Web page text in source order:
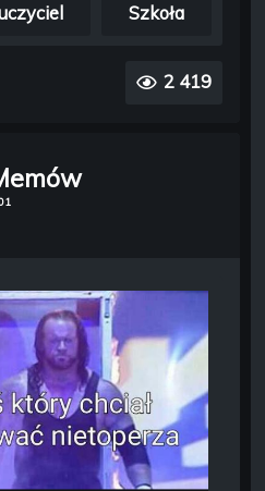
Szkoła
2 419